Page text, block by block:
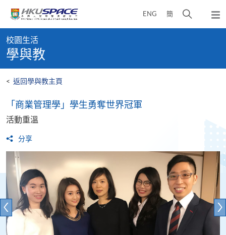
content
ENG 簡
開
彈
出
content
start
校園生活
學與教
< 返回學與教主頁
「商業管理學」學生勇奪世界冠軍
活動重溫
分享